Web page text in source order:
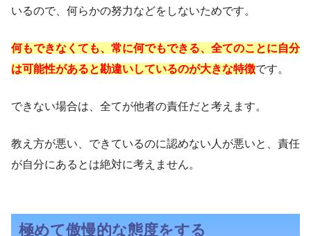
いるので、何らかの努力などをしないためです。
何もできなくても、常に何でもできる、全てのことに自分
は可能性があると勘違いしているのが大きな特徴です。
できない場合は、全てが他者の責任だと考えます。
教え方が悪い、できているのに認めない人が悪いと、責任
が自分にあるとは絶対に考えません。
極めて傲慢的な態度をする